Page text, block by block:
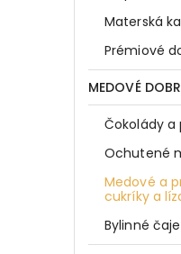
Materská
Prémiové
MEDOVÉ
Čokolády a
Ochutené
Medové a
cukríky a
Bylinné čaje